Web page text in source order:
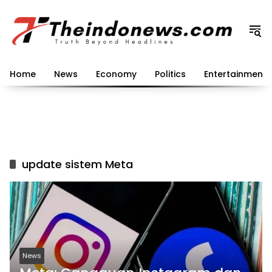
konten
Home News Economy Politics Entertainment
update sistem Meta
News